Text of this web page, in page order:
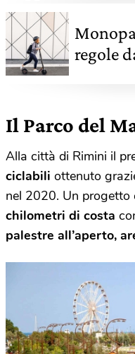
regole
Il Parco del
Alla città di Rimini il
ciclabili ottenuto
nel 2020. Un progetto
chilometri di costa
palestre all’aperto,